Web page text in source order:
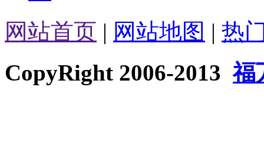
网站首页 | 网站地图 | 热
CopyRight 2006-2013福